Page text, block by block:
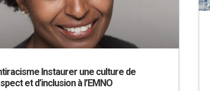
Instaurer une culture de
et d’inclusion à l’EMNO